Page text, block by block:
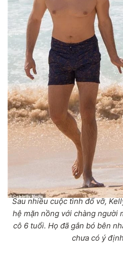
Sau nhiều cuộc tình đổ vỡ,
hệ mặn nồng với chàng người
cô 6 tuổi. Họ đã gắn bó bên
chưa có ý